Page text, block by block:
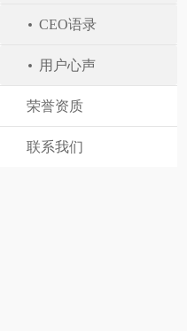
CEO语录
用户心声
荣誉资质
联系我们